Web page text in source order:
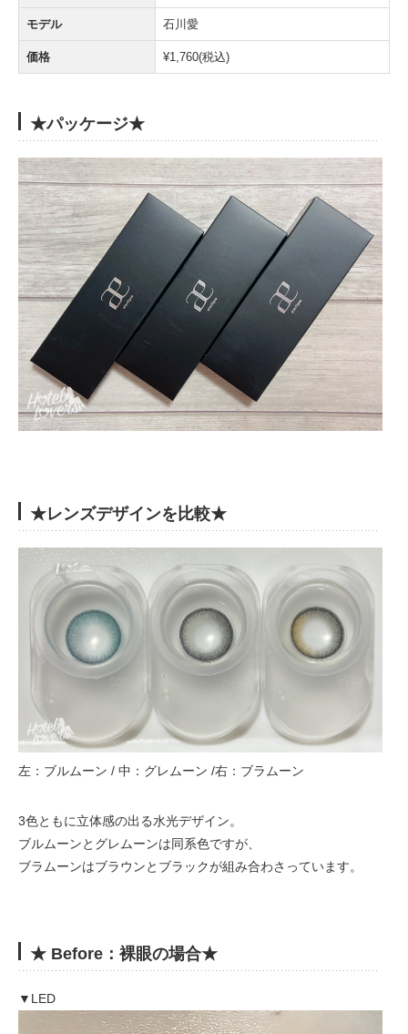
モデル 石川愛
価格 ¥1,760(税込)
★パッケージ★
★レンズデザインを比較★
左：ブルムーン / 中：グレムーン /右：ブラムーン
3色ともに立体感の出る水光デザイン。
ブルムーンとグレムーンは同系色ですが、
ブラムーンはブラウンとブラックが組み合わさっています。
★ Before：裸眼の場合★
▼LED